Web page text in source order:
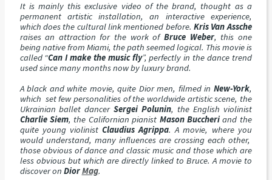
It is mainly this exclusive video of the brand, thought as a
permanent artistic installation, an interactive experience,
which does the cultural link mentioned before.Kris Van Assche
raises an attraction for the work of Bruce Weber, this one
being native from Miami, the path seemed logical. This movie is
called “Can I make the music fly”, perfectly in the dance trend
used since many months now by luxury brand.
A black and white movie, quite Dior men, filmed in New-York,
which set few personalities of the worldwide artistic scene, the
Ukrainian ballet dancerSergei Polunin, the English violinist
Charlie Siem, the Californian pianist Mason Buccheriand the
quite young violinist Claudius Agrippa. A movie, where you
would understand, many influences are crossing each other,
those obvious of dance and classic music and those which are
less obvious but which are directly linked to Bruce. A movie to
discover on DiorMag.